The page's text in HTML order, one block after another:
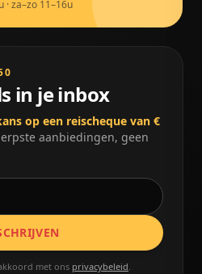
· za–zo 11–16u
in je inbox
op een reischeque van €
aanbiedingen, geen
met ons privacybeleid.